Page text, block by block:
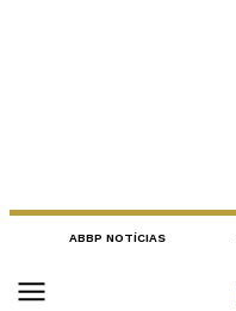
ABBP NOTÍCIAS